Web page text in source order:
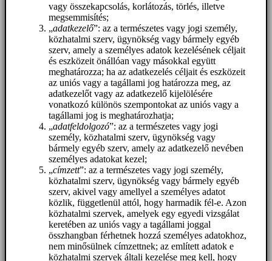
vagy összekapcsolás, korlátozás, törlés, illetve
megsemmisítés;
„adatkezelő”: az a természetes vagy jogi személy,
közhatalmi szerv, ügynökség vagy bármely egyéb
szerv, amely a személyes adatok kezelésének céljait
és eszközeit önállóan vagy másokkal együtt
meghatározza; ha az adatkezelés céljait és eszközeit
az uniós vagy a tagállami jog határozza meg, az
adatkezelőt vagy az adatkezelő kijelölésére
vonatkozó különös szempontokat az uniós vagy a
tagállami jog is meghatározhatja;
„adatfeldolgozó”: az a természetes vagy jogi
személy, közhatalmi szerv, ügynökség vagy
bármely egyéb szerv, amely az adatkezelő nevében
személyes adatokat kezel;
„címzett”: az a természetes vagy jogi személy,
közhatalmi szerv, ügynökség vagy bármely egyéb
szerv, akivel vagy amellyel a személyes adatot
közlik, függetlenül attól, hogy harmadik fél-e. Azon
közhatalmi szervek, amelyek egy egyedi vizsgálat
keretében az uniós vagy a tagállami joggal
összhangban férhetnek hozzá személyes adatokhoz,
nem minősülnek címzettnek; az említett adatok e
közhatalmi szervek általi kezelése meg kell, hogy